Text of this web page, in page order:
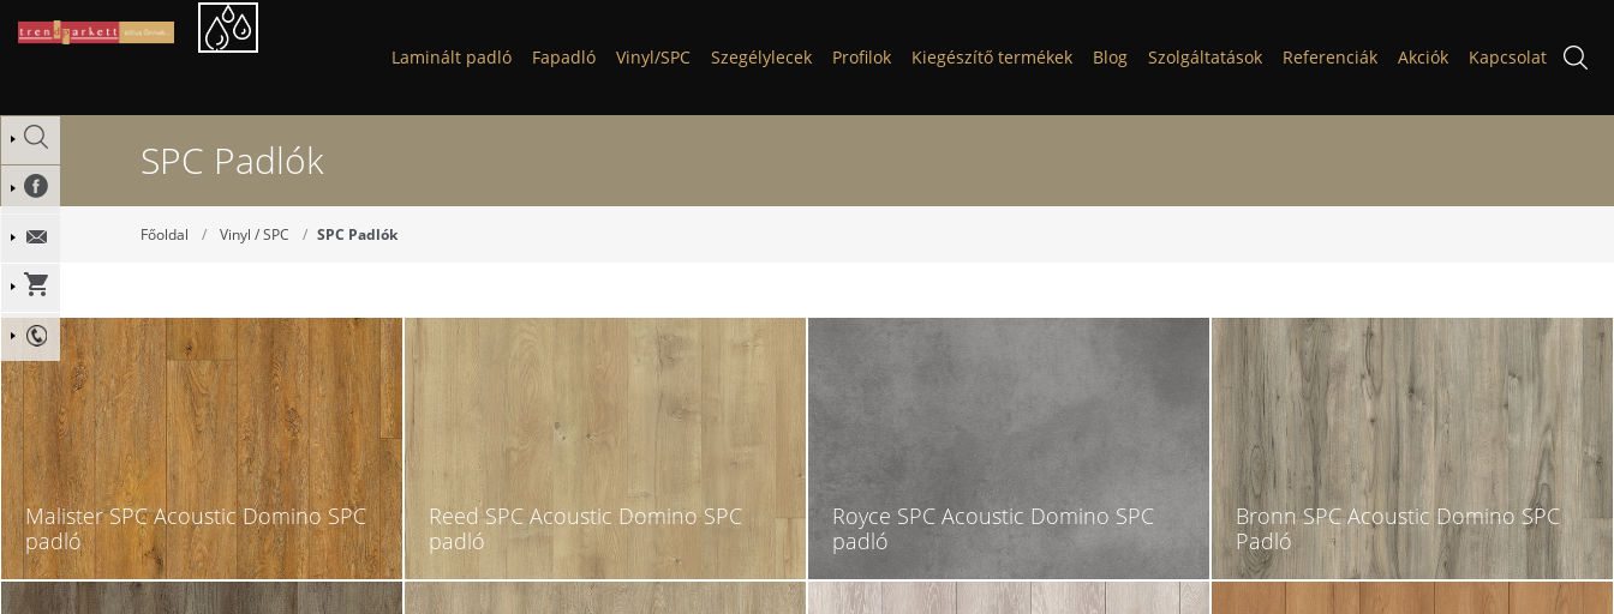
Laminált padló Fapadló Vinyl/SPC Szegélylecek Profilok Kiegészítő termékek Blog Szolgáltatások Referenciák Akciók Kapcsolat
SPC Padlók
Főoldal Vinyl / SPC SPC Padlók
Malister SPC Acoustic Domino SPC
padló
Reed SPC Acoustic Domino SPC
padló
Royce SPC Acoustic Domino SPC
padló
Bronn SPC Acoustic Domino SPC
Padló